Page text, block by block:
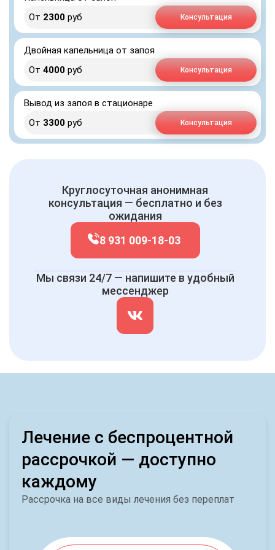
От 2300 руб Консультация
Двойная капельница от запоя
От 4000 руб Консультация
Вывод из запоя в стационаре
От 3300 руб Консультация
Круглосуточная анонимная
консультация — бесплатно и без
ожидания
8 931 009-18-03
Мы связи 24/7 — напишите в удобный
мессенджер
Лечение с беспроцентной
рассрочкой — доступно
каждому
Рассрочка на все виды лечения без переплат